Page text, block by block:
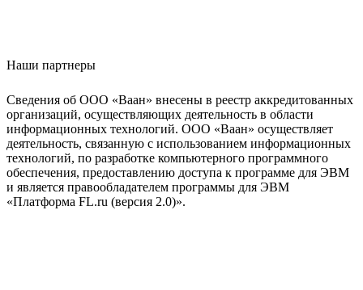
Наши партнеры
Сведения об ООО «Ваан» внесены в реестр аккредитованных
организаций, осуществляющих деятельность в области
информационных технологий. ООО «Ваан» осуществляет
деятельность, связанную с использованием информационных
технологий, по разработке компьютерного программного
обеспечения, предоставлению доступа к программе для ЭВМ
и является правообладателем программы для ЭВМ
«Платформа FL.ru (версия 2.0)».